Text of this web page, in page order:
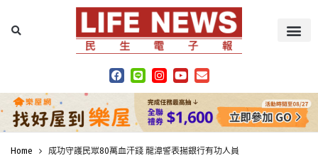
Home 成功守護民眾80萬血汗錢 龍潭警表揚銀行有功人員